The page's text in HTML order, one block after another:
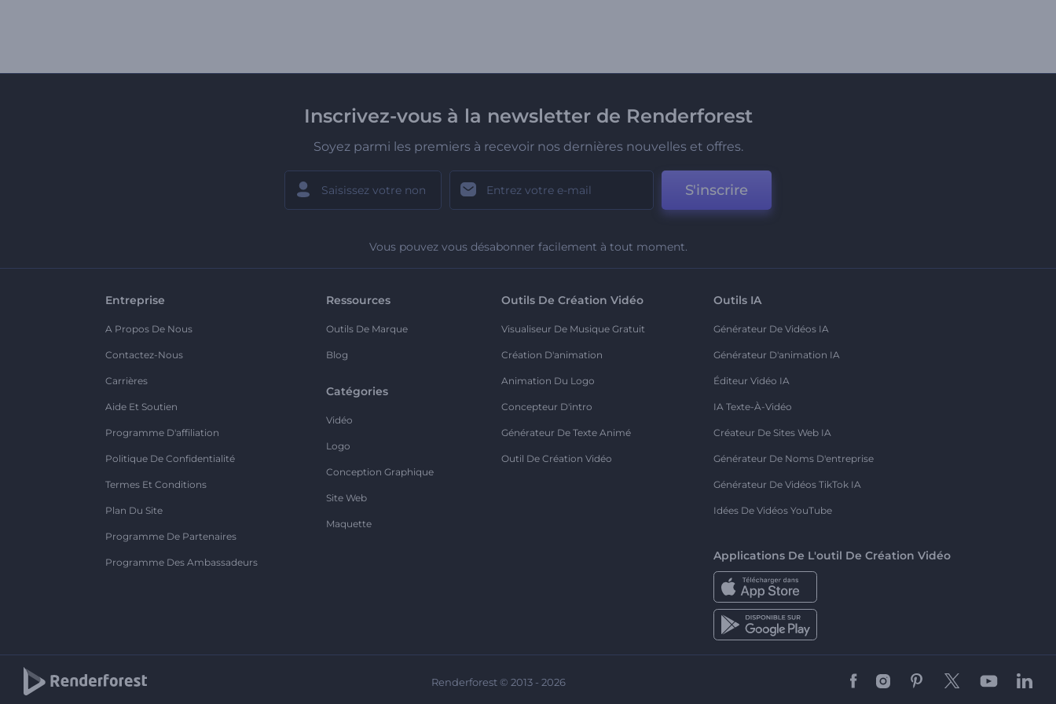
Inscrivez-vous à la newsletter de Renderforest
Soyez parmi les premiers à recevoir nos dernières nouvelles et offres.
S'inscrire
Vous pouvez vous désabonner facilement à tout moment.
Entreprise
A Propos De Nous
Contactez-Nous
Carrières
Aide Et Soutien
Programme D'affiliation
Politique De Confidentialité
Termes Et Conditions
Plan Du Site
Programme De Partenaires
Programme Des Ambassadeurs
Ressources
Outils De Marque
Blog
Catégories
Vidéo
Logo
Conception Graphique
Site Web
Maquette
Outils De Création Vidéo
Visualiseur De Musique Gratuit
Création D'animation
Animation Du Logo
Concepteur D'intro
Générateur De Texte Animé
Outil De Création Vidéo
Outils IA
Générateur De Vidéos IA
Générateur D'animation IA
Éditeur Vidéo IA
IA Texte-À-Vidéo
Créateur De Sites Web IA
Générateur De Noms D'entreprise
Générateur De Vidéos TikTok IA
Idées De Vidéos YouTube
Applications De L'outil De Création Vidéo
Renderforest © 2013 - 2026